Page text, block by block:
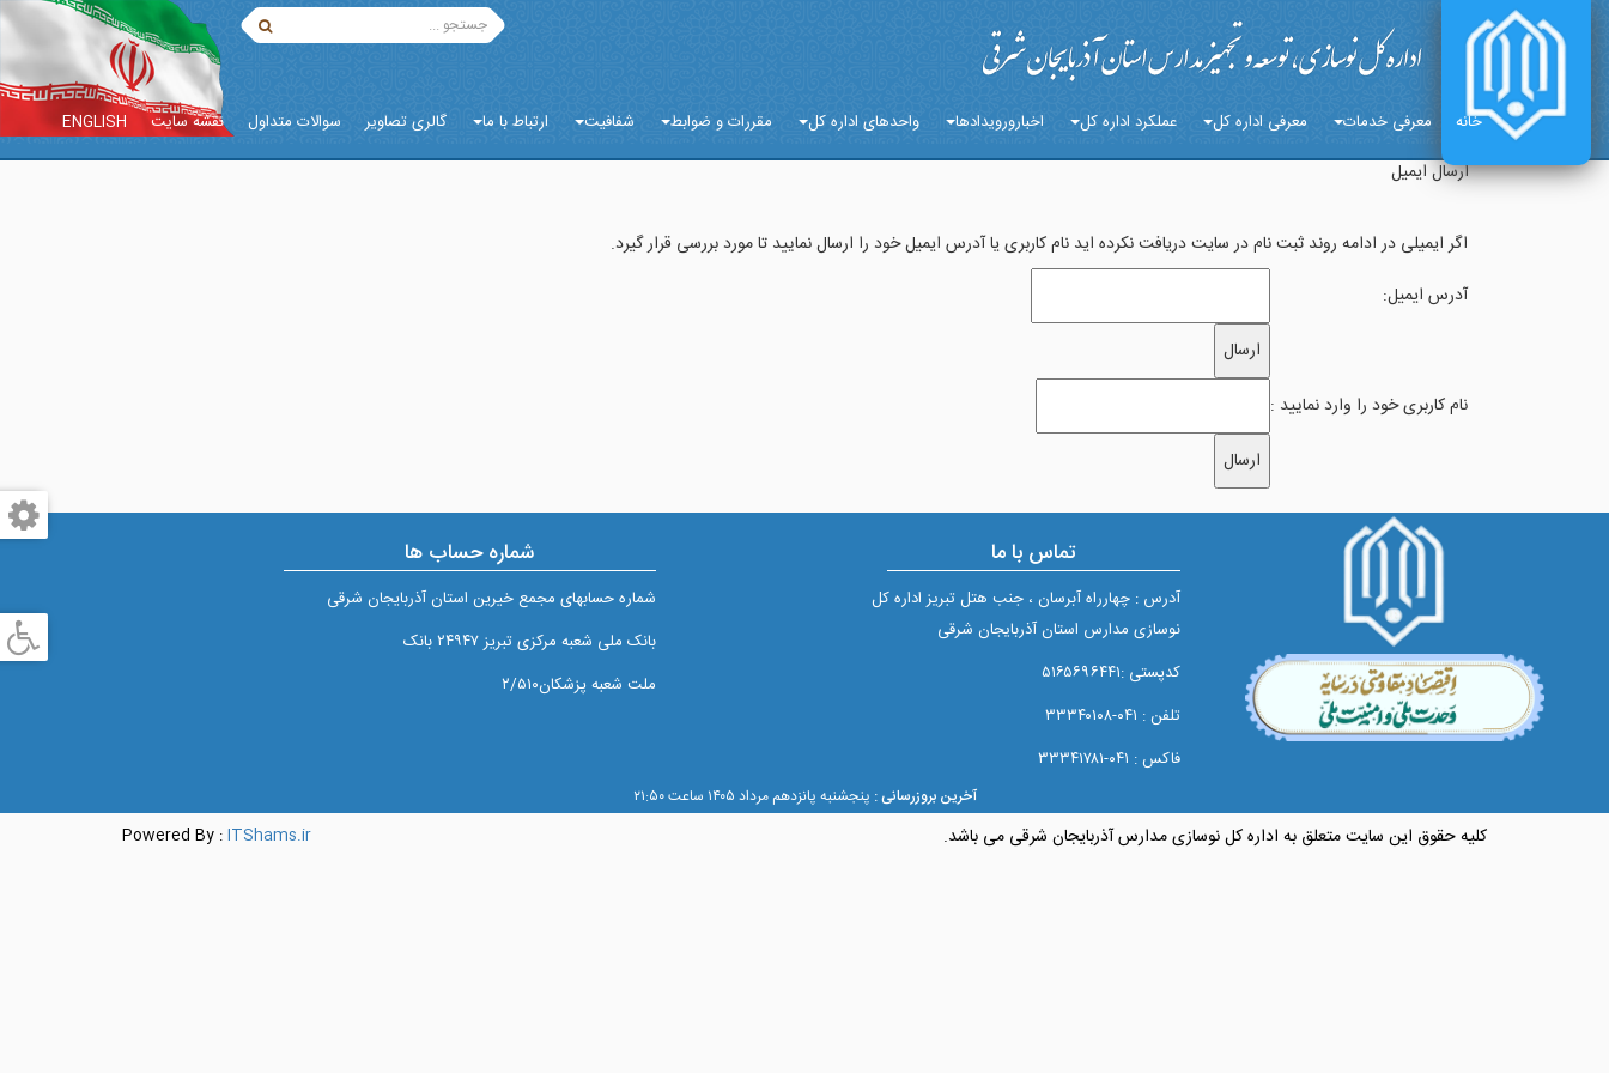
خانه معرفی خدمات معرفی اداره کل عملکرد اداره کل اخبارورویدادها واحدهای اداره کل مقررات و ضوابط شفافیت ارتباط با ما گالری تصاویر سوالات متداول نقشه سایت ENGLISH
ارسال ایمیل
اگر ایمیلی در ادامه روند ثبت نام در سایت دریافت نکرده اید نام کاربری یا آدرس ایمیل خود را ارسال نمایید تا مورد بررسی قرار گیرد.
آدرس ایمیل:
نام کاربری خود را وارد نمایید :
تماس با ما
آدرس : چهارراه آبرسان ، جنب هتل تبریز اداره کل
نوسازی مدارس استان آذربایجان شرقی
کدپستی :۵۱۶۵۶۹۶۴۴۱
تلفن : ۰۴۱-۳۳۳۴۰۱۰۸
فاکس : ۰۴۱-۳۳۳۴۱۷۸۱
شماره حساب ها
شماره حسابهای مجمع خيرين استان آذربايجان شرقی
بانک ملی شعبه مرکزی تبريز ۲۴۹۴۷ بانک
ملت شعبه پزشکان۲/۵۱۰
آخرین بروزرسانی : پنجشنبه پانزدهم مرداد ۱۴۰۵ ساعت ۲۱:۵۰
کلیه حقوق این سایت متعلق به اداره کل نوسازی مدارس آذربایجان شرقی می باشد. Powered By :ITShams.ir